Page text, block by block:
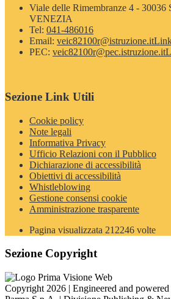
Viale delle Rimembranze 4 - 30036
VENEZIA
Tel: 041-486016
Email: veic82100r@istruzione.it
PEC: veic82100r@pec.istruzione.it
Sezione Link Utili
Cookie policy
Note legali
Informativa Privacy
Ufficio Relazioni con il Pubblico
Dichiarazione di accessibilità
Obiettivi di accessibilità
Whistleblowing
Gestione consensi cookie
Amministrazione trasparente
Pagina visualizzata 212246 volte
Sezione Copyright
Copyright 2026 | Engineered and